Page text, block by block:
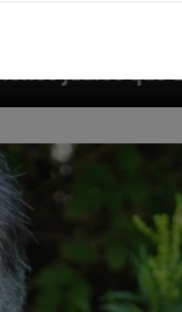
(y no sólo)